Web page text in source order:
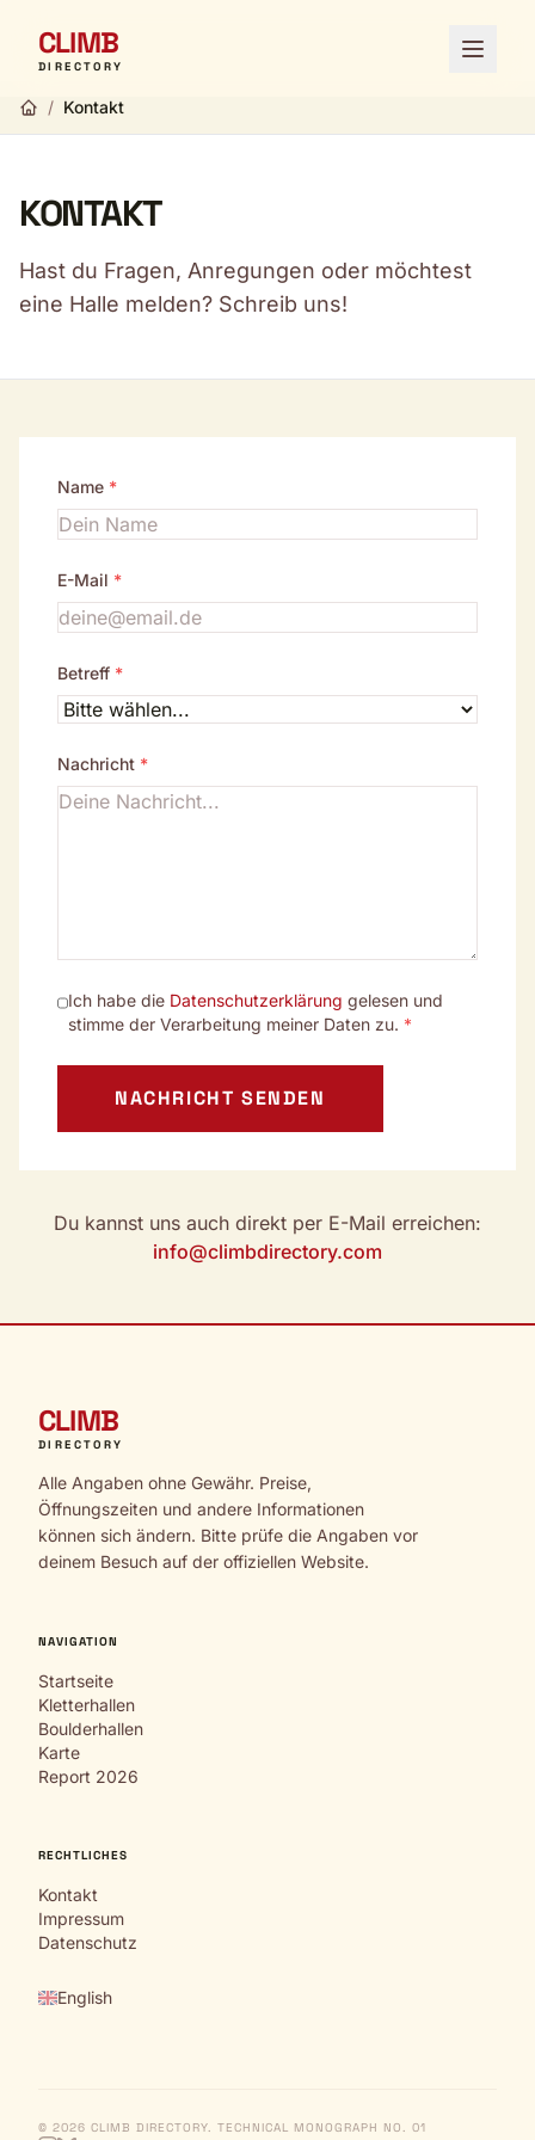
CLIMB
DIRECTORY Menü
/ Kontakt
KONTAKT
Hast du Fragen, Anregungen oder möchtest
eine Halle melden? Schreib uns!
Name *
E-Mail *
Betreff *
Nachricht *
Ich habe die Datenschutzerklärunggelesen und
stimme der Verarbeitung meiner Daten zu. *
NACHRICHT SENDEN
Du kannst uns auch direkt per E-Mail erreichen:
info@climbdirectory.com
CLIMB
DIRECTORY
Alle Angaben ohne Gewähr. Preise,
Öffnungszeiten und andere Informationen
können sich ändern. Bitte prüfe die Angaben vor
deinem Besuch auf der offiziellen Website.
NAVIGATION
Startseite
Kletterhallen
Boulderhallen
Karte
Report 2026
RECHTLICHES
Kontakt
Impressum
Datenschutz
English
© 2026 CLIMB DIRECTORY. TECHNICAL MONOGRAPH NO. 01